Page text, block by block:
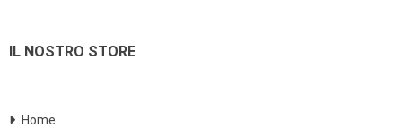
IL NOSTRO STORE
Home